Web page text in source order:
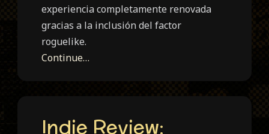
experiencia completamente renovada
gracias a la inclusión del factor
roguelike.
Continue…
Indie Review: